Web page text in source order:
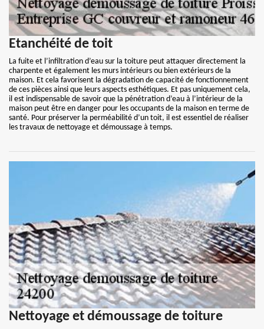
Etanchéité de toit
La fuite et l’infiltration d’eau sur la toiture peut attaquer directement la
charpente et également les murs intérieurs ou bien extérieurs de la
maison. Et cela favorisent la dégradation de capacité de fonctionnement
de ces pièces ainsi que leurs aspects esthétiques. Et pas uniquement cela,
il est indispensable de savoir que la pénétration d’eau à l’intérieur de la
maison peut être en danger pour les occupants de la maison en terme de
santé. Pour préserver la perméabilité d’un toit, il est essentiel de réaliser
les travaux de nettoyage et démoussage à temps.
Nettoyage et démoussage de toiture